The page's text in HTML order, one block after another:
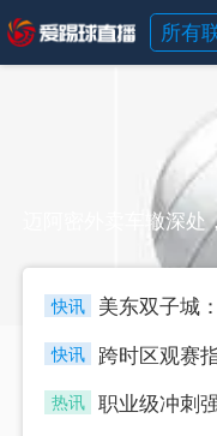
所有
快讯
美东双子城
快讯
热讯 职业级冲刺